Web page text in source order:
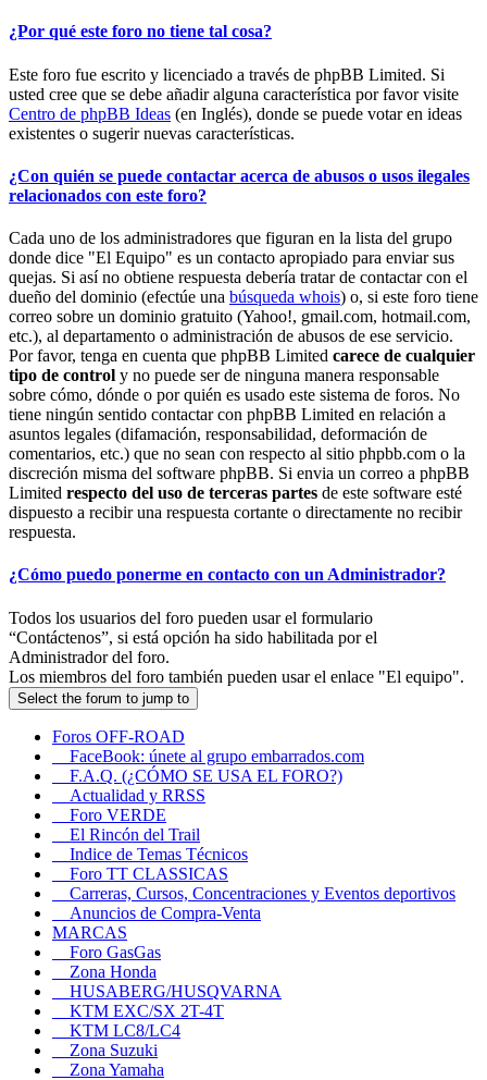
¿Por qué este foro no tiene tal cosa?
Este foro fue escrito y licenciado a través de phpBB Limited. Si
usted cree que se debe añadir alguna característica por favor visite
Centro de phpBB Ideas (en Inglés), donde se puede votar en ideas
existentes o sugerir nuevas características.
¿Con quién se puede contactar acerca de abusos o usos ilegales
relacionados con este foro?
Cada uno de los administradores que figuran en la lista del grupo
donde dice "El Equipo" es un contacto apropiado para enviar sus
quejas. Si así no obtiene respuesta debería tratar de contactar con el
dueño del dominio (efectúe una búsqueda whois) o, si este foro tiene
correo sobre un dominio gratuito (Yahoo!, gmail.com, hotmail.com,
etc.), al departamento o administración de abusos de ese servicio.
Por favor, tenga en cuenta que phpBB Limited carece de cualquier
tipo de control y no puede ser de ninguna manera responsable
sobre cómo, dónde o por quién es usado este sistema de foros. No
tiene ningún sentido contactar con phpBB Limited en relación a
asuntos legales (difamación, responsabilidad, deformación de
comentarios, etc.) que no sean con respecto al sitio phpbb.com o la
discreción misma del software phpBB. Si envia un correo a phpBB
Limited respecto del uso de terceras partes de este software esté
dispuesto a recibir una respuesta cortante o directamente no recibir
respuesta.
¿Cómo puedo ponerme en contacto con un Administrador?
Todos los usuarios del foro pueden usar el formulario
“Contáctenos”, si está opción ha sido habilitada por el
Administrador del foro.
Los miembros del foro también pueden usar el enlace "El equipo".
Select the forum to jump to
Foros OFF-ROAD
FaceBook: únete al grupo embarrados.com
F.A.Q. (¿CÓMO SE USA EL FORO?)
Actualidad y RRSS
Foro VERDE
El Rincón del Trail
Indice de Temas Técnicos
Foro TT CLASSICAS
Carreras, Cursos, Concentraciones y Eventos deportivos
Anuncios de Compra-Venta
MARCAS
Foro GasGas
Zona Honda
HUSABERG/HUSQVARNA
KTM EXC/SX 2T-4T
KTM LC8/LC4
Zona Suzuki
Zona Yamaha